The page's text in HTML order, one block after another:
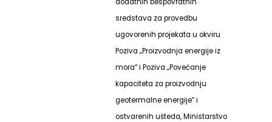
sredstava za provedbu
ugovorenih projekata u okviru
Poziva „Proizvodnja energije iz
mora“ i Poziva „Povećanje
kapaciteta za proizvodnju
geotermalne energije” i
ostvarenih ušteda, Ministarstvo